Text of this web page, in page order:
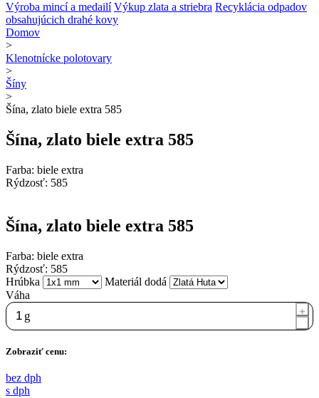
Výroba mincí a medailí Výkup zlata a striebra Recyklácia odpadov
obsahujúcich drahé kovy
Domov
>
Klenotnícke polotovary
>
Šíny
>
Šína, zlato biele extra 585
Šína, zlato biele extra 585
Farba: biele extra
Rýdzosť: 585
Šína, zlato biele extra 585
Farba: biele extra
Rýdzosť: 585
Hrúbka
Materiál dodá
Váha
g
Zobraziť cenu:
bez dph
s dph